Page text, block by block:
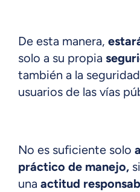
De esta manera,
solo a su propia
también a la
usuarios de las vías
No es suficiente solo
práctico de manejo,
una actitud